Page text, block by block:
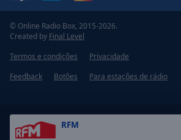
RFM
© Online Radio Box, 2015-2026.
Created by Final Level
Termos e condições
Privacidade
Feedback
Botões Para estações de rádio